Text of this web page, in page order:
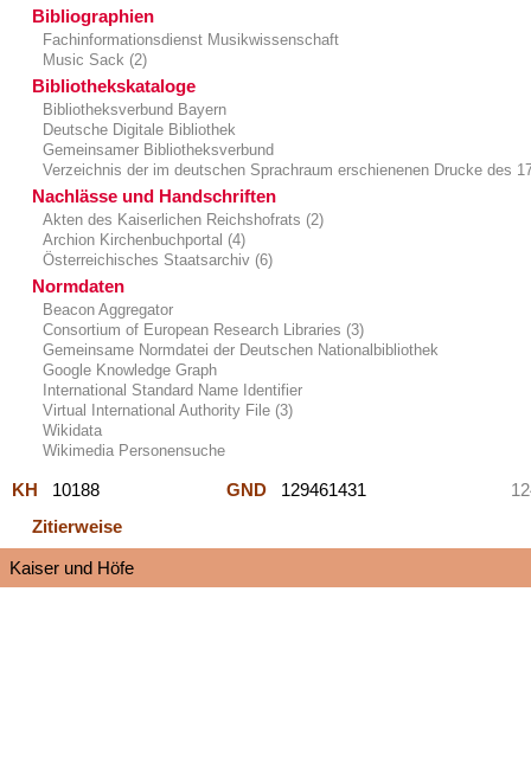
Bibliographien
Fachinformationsdienst Musikwissenschaft
Music Sack (2)
Bibliothekskataloge
Bibliotheksverbund Bayern
Deutsche Digitale Bibliothek
Gemeinsamer Bibliotheksverbund
Verzeichnis der im deutschen Sprachraum erschienenen Drucke des
Nachlässe und Handschriften
Akten des Kaiserlichen Reichshofrats (2)
Archion Kirchenbuchportal (4)
Österreichisches Staatsarchiv (6)
Normdaten
Beacon Aggregator
Consortium of European Research Libraries (3)
Gemeinsame Normdatei der Deutschen Nationalbibliothek
Google Knowledge Graph
International Standard Name Identifier
Virtual International Authority File (3)
Wikidata
Wikimedia Personensuche
KH 10188 GND 129461431
Zitierweise
Kaiser und Höfe